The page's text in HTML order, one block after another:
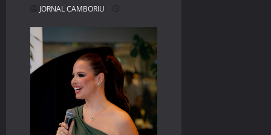
JORNAL CAMBORIU